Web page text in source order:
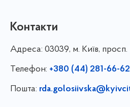
Контакти
Адреса: 03039, м. Київ, просп.
Телефон: +380 (44) 281-66-62
Пошта: